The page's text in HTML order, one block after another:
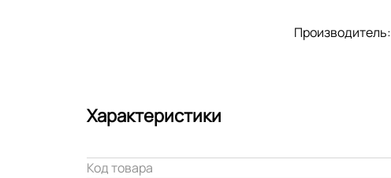
Производитель:
Характеристики
Код товара